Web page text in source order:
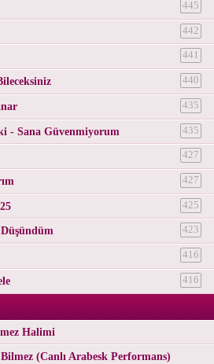
445
442
441
440
435
- Sana Güvenmiyorum 435
427
427
425
423
416
416
Halimi
(Canlı Arabesk Performans)